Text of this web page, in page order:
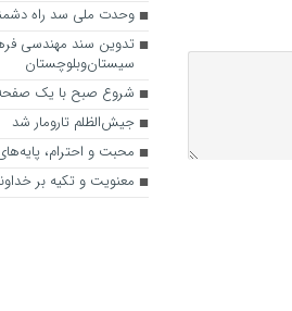
وحدت ملی سد راه
تدوین سند مهندسی
سیستان‌وبلوچستان
شروع صبح با یک صفحه
جیش‌الظلم تارومار شد
محبت و احترام،
معنویت و تکیه بر